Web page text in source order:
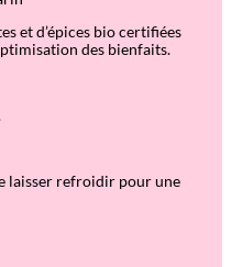
et d’épices bio certifiées
des bienfaits.
laisser refroidir pour une